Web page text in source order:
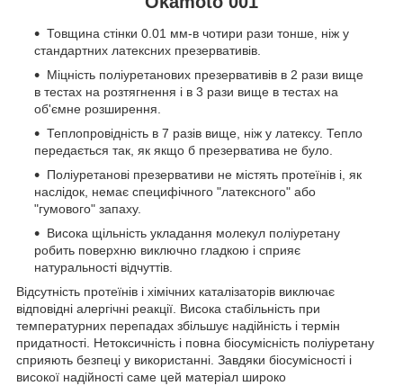
Товщина стінки 0.01 мм-в чотири рази тонше, ніж у
стандартних латексних презервативів.
Міцність поліуретанових презервативів в 2 рази вище
в тестах на розтягнення і в 3 рази вище в тестах на
об'ємне розширення.
Теплопровідність в 7 разів вище, ніж у латексу. Тепло
передається так, як якщо б презерватива не було.
Поліуретанові презервативи не містять протеїнів і, як
наслідок, немає специфічного "латексного" або
"гумового" запаху.
Висока щільність укладання молекул поліуретану
робить поверхню виключно гладкою і сприяє
натуральності відчуттів.
Відсутність протеїнів і хімічних каталізаторів виключає
відповідні алергічні реакції. Висока стабільність при
температурних перепадах збільшує надійність і термін
придатності. Нетоксичність і повна біосумісність поліуретану
сприяють безпеці у використанні. Завдяки біосумісності і
високої надійності саме цей матеріал широко